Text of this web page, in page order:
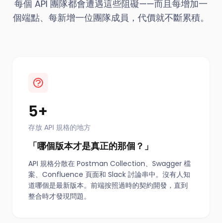
每個 API 團隊都會遭遇這些阻礙——而且每增加一
個端點、每新增一位團隊成員，代價就不斷累積。
5+
存放 API 規格的地方
「哪個版本才是真正的那個？」
API 規格分散在 Postman Collection、Swagger 檔
案、Confluence 頁面和 Slack 討論串中。沒有人知
道哪個是最新版本。前端按照過時的契約開發，直到
整合時才發現問題。